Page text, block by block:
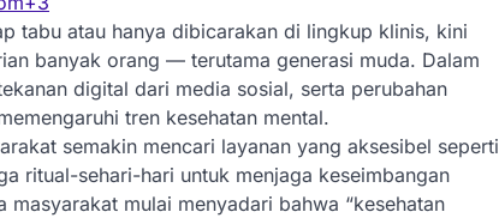
tabu atau hanya dibicarakan di lingkup klinis, kini
banyak orang — terutama generasi muda. Dalam
digital dari media sosial, serta perubahan
tren kesehatan mental.
semakin mencari layanan yang aksesibel seperti
ritual-sehari-hari untuk menjaga keseimbangan
mulai menyadari bahwa “kesehatan